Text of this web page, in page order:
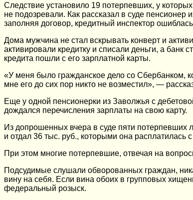
Следствие установило 19 потерпевших, у
не подозревали. Как рассказал в суде
заполняя договор, кредитный инспектор
Дома мужчина не стал вскрывать конверт и
активировали кредитку и списали деньги, а банк
кредита пошли с его зарплатной карты.
«У меня было гражданское дело со Сбербанком,
мне его до сих пор никто не возместил», —
Еще у одной пенсионерки из Заволжья с
дождался перечисления зарплаты на свою карту.
Из допрошенных вчера в суде пяти потерпевших
и отдал 36 тыс. руб., которыми она расплатилась
При этом многие потерпевшие, отвечая на
Подсудимые слушали обворованных граждан,
вину на себя. Если вина обоих в групповых
федеральный розыск.